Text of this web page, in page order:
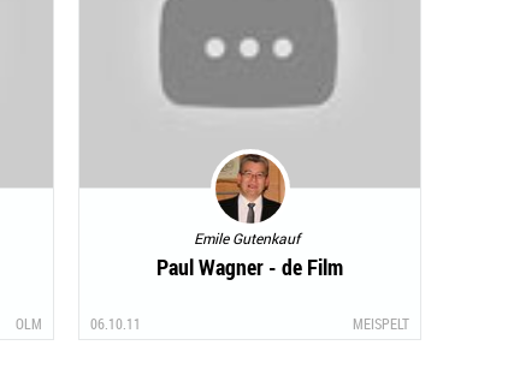
OLM
Emile Gutenkauf
Paul Wagner - de Film
06.10.11 MEISPELT